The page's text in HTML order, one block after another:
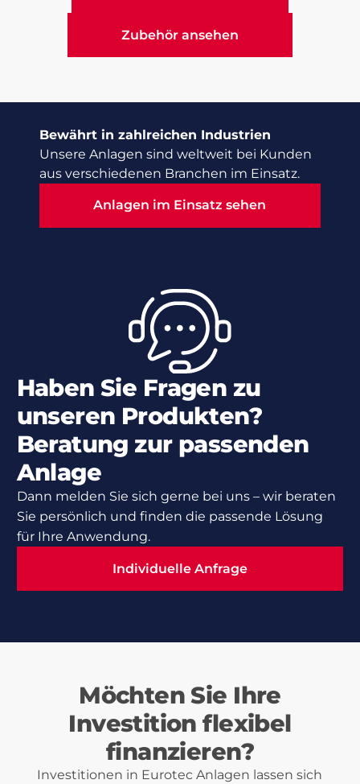
Zubehör ansehen
Zubehör ansehen
Bewährt in zahlreichen Industrien
Unsere Anlagen sind weltweit bei Kunden
aus verschiedenen Branchen im Einsatz.
Anlagen im Einsatz sehen
Haben Sie Fragen zu
unseren Produkten?
Beratung zur passenden
Anlage
Dann melden Sie sich gerne bei uns – wir beraten
Sie persönlich und finden die passende Lösung
für Ihre Anwendung.
Individuelle Anfrage
Möchten Sie Ihre
Investition flexibel
finanzieren?
Investitionen in Eurotec Anlagen lassen sich